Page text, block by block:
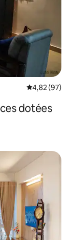
Évaluation
4,82 (97)
dotées